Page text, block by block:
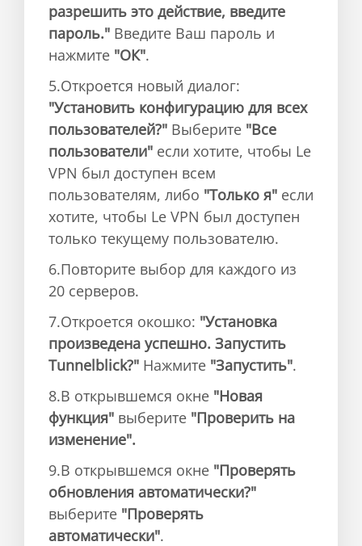
разрешить это действие, введите
пароль." Введите Ваш пароль и
нажмите "ОК".
5.Откроется новый диалог:
"Установить конфигурацию для всех
пользователей?" Выберите "Все
пользователи" если хотите, чтобы Le
VPN был доступен всем
пользователям, либо "Только я" если
хотите, чтобы Le VPN был доступен
только текущему пользователю.
6.Повторите выбор для каждого из
20 серверов.
7.Откроется окошко: "Установка
произведена успешно. Запустить
Tunnelblick?" Нажмите "Запустить".
8.В открывшемся окне "Новая
функция" выберите "Проверить на
изменение".
9.В открывшемся окне "Проверять
обновления автоматически?"
выберите "Проверять
автоматически".